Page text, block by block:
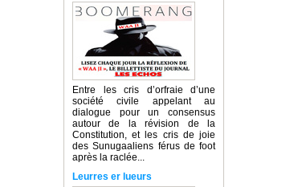
Entre les cris d’orfraie d’une
société civile appelant au
dialogue pour un consensus
autour de la révision de la
Constitution, et les cris de joie
des Sunugaaliens férus de foot
après la raclée...
Leurres er lueurs